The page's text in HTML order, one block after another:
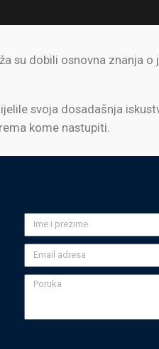
su dobili osnovna znanja
svoja dosadašnja
kome nastupiti.